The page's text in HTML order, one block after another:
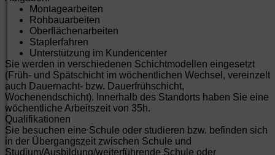
Montagearbeiten
Rohbauarbeiten
Oberflächenarbeiten
Staplerfahren
Unterstützung im Kundencenter
Sie werden in verschiedenen Schichtmodellen eingesetzt
(Früh- und Spätschicht im wöchentlichen Wechsel, vereinzelt
auch Dauernacht- bzw. Dauerfrühschicht,
Wochenendschicht). Innerhalb des Standorts haben Sie eine
wöchentliche Arbeitszeit von 35h.
Qualifikationen
Sie besuchen eine Schule oder studieren bzw. befinden sich
in der Übergangszeit zwischen Schule und
Studium/Ausbildung/weiterführende Schule oder